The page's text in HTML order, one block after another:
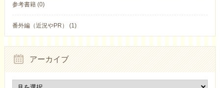
参考書籍 (0)
番外編（近況やPR） (1)
アーカイブ